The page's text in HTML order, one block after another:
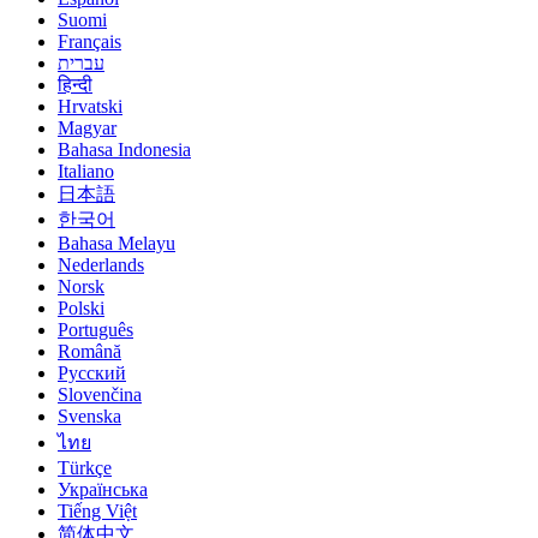
Suomi
Français
עברית
हिन्दी
Hrvatski
Magyar
Bahasa Indonesia
Italiano
日本語
한국어
Bahasa Melayu
Nederlands
Norsk
Polski
Português
Română
Русский
Slovenčina
Svenska
ไทย
Türkçe
Українська
Tiếng Việt
简体中文